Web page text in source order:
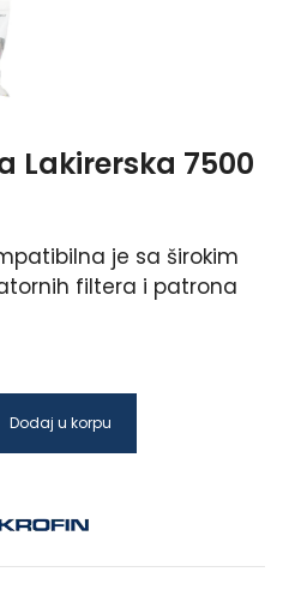
Lakirerska 7500
je sa širokim
filtera i patrona
Dodaj u korpu